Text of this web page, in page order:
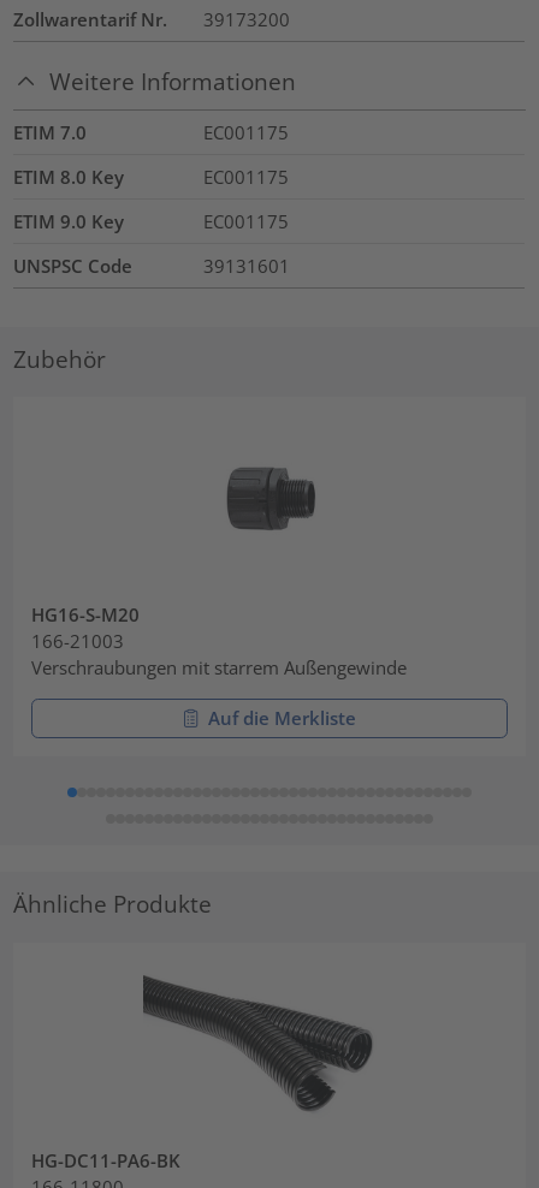
Zollwarentarif Nr. 39173200
Weitere Informationen
ETIM 7.0
EC001175
ETIM 8.0 Key
EC001175
ETIM 9.0 Key
EC001175
UNSPSC Code
39131601
Zubehör
HG16-S-M20
166-21003
Verschraubungen mit starrem Außengewinde
Auf die Merkliste
Ähnliche Produkte
HG-DC11-PA6-BK